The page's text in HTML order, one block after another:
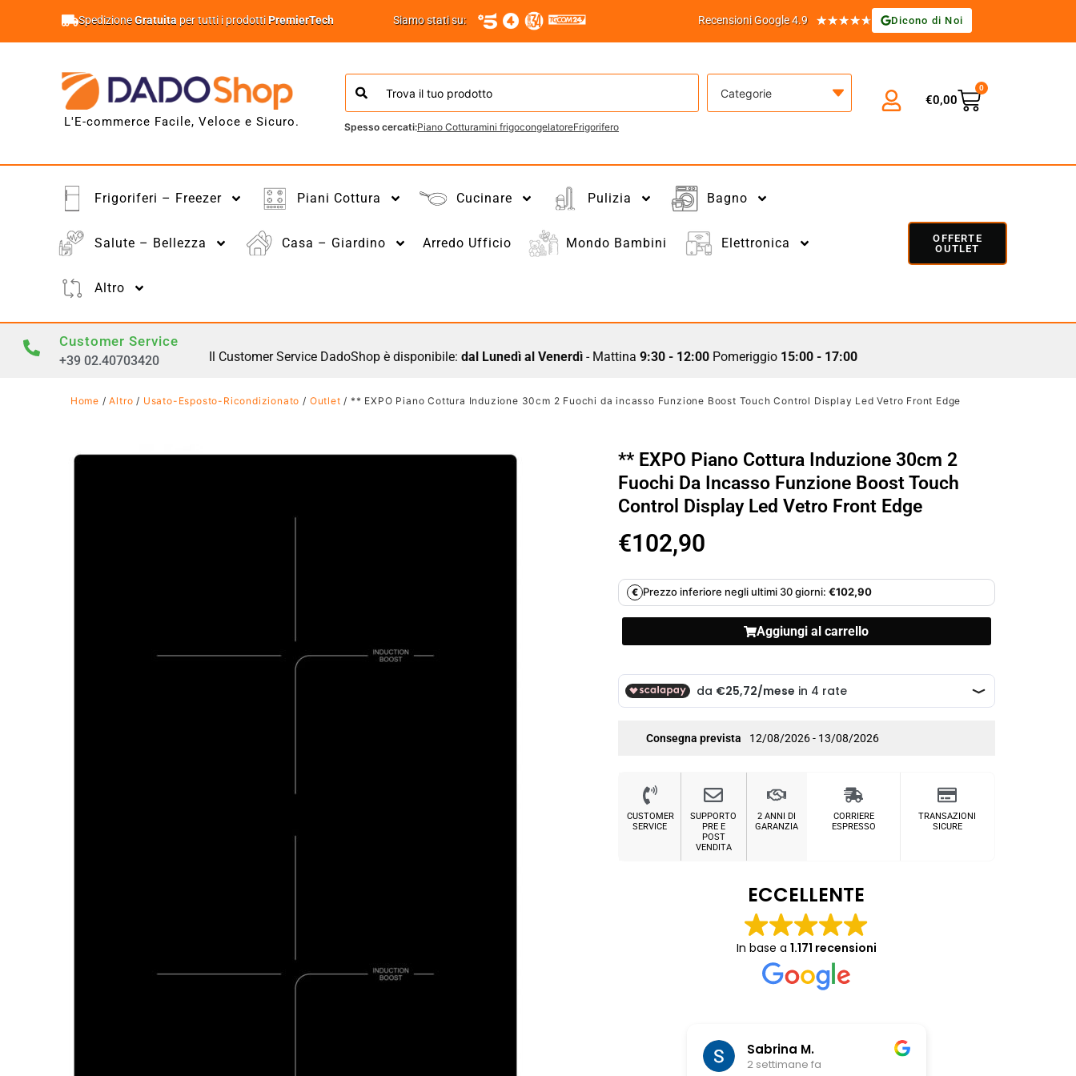
SpedizioneGratuita per tutti i prodottiPremierTech Siamo stati su: Recensioni Google 4.9 ★★★★★ Dicono di Noi
L'E-commerce Facile, Veloce e Sicuro.
Categorie
Spesso cercati:Piano Cotturamini frigocongelatoreFrigorifero
€0,00
0
Frigoriferi – Freezer Piani Cottura Cucinare Pulizia Bagno
Salute – Bellezza Casa – Giardino Arredo Ufficio Mondo Bambini Elettronica
Altro
OFFERTE
OUTLET
Customer Service
+39 02.40703420 Il Customer Service DadoShop è disponibile: dal Lunedì al Venerdì- Mattina 9:30 - 12:00Pomeriggio 15:00 - 17:00
Home /Altro / Usato-Esposto-Ricondizionato / Outlet / ** EXPO Piano Cottura Induzione 30cm 2 Fuochi da incasso Funzione Boost Touch Control Display Led Vetro Front Edge
** EXPO Piano Cottura Induzione 30cm 2
Fuochi Da Incasso Funzione Boost Touch
Control Display Led Vetro Front Edge
€102,90
€ Prezzo inferiore negli ultimi 30 giorni: €102,90
Aggiungi al carrello
Consegna prevista 12/08/2026 - 13/08/2026
CUSTOMER
SERVICE
SUPPORTO
PRE E
POST
VENDITA
2 ANNI DI
GARANZIA
CORRIERE
ESPRESSO
TRANSAZIONI
SICURE
ECCELLENTE
In base a 1.171 recensioni
Chiara Riitano
3 settimane fa